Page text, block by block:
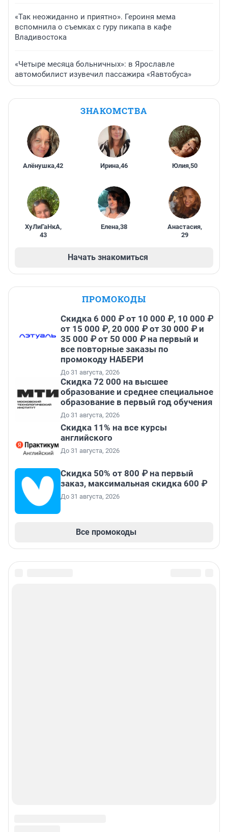
«Так неожиданно и приятно». Героиня мема
вспомнила о съемках с гуру пикапа в кафе
Владивостока
«Четыре месяца больничных»: в Ярославле
автомобилист изувечил пассажира «Яавтобуса»
ЗНАКОМСТВА
Алёнушка,42 Ирина,46 Юлия,50
ХуЛиГаНкА,
43
Елена,38 Анастасия,
29
Начать знакомиться
ПРОМОКОДЫ
Скидка 6 000 ₽ от 10 000 ₽, 10 000 ₽
от 15 000 ₽, 20 000 ₽ от 30 000 ₽ и
35 000 ₽ от 50 000 ₽ на первый и
все повторные заказы по
промокоду НАБЕРИ
До 31 августа, 2026
Скидка 72 000 на высшее
образование и среднее специальное
образование в первый год обучения
До 31 августа, 2026
Скидка 11% на все курсы
английского
До 31 августа, 2026
Скидка 50% от 800 ₽ на первый
заказ, максимальная скидка 600 ₽
До 31 августа, 2026
Все промокоды